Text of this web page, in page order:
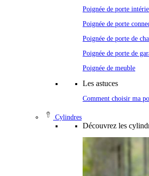
Poignée de porte
Poignée de porte
Poignée de porte de
Poignée de porte de
Poignée de meuble
Les astuces
Comment choisir ma
Cylindres
Découvrez les